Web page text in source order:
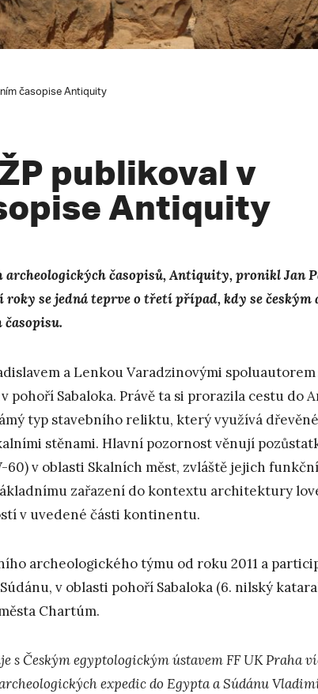
časopise Antiquity
publikoval v
Antiquity
archeologických časopisů, Antiquity, pronikl Jan
se jedná teprve o třetí případ, kdy se českým
a Lenkou Varadzinovými
pohoří Sabaloka. Právě ta si prorazila cestu do
typ stavebního reliktu, který využívá
stěnami. Hlavní pozornost věnují
v oblasti Skalních měst, zvláště jejich funkční
zařazení do kontextu architektury
v uvedené části kontinentu.
archeologického týmu od roku 2011 a
v oblasti pohoří Sabaloka (6. nilský
Chartúm.
Českým egyptologickým ústavem FF UK Praha
expedic do Egypta a Súdánu